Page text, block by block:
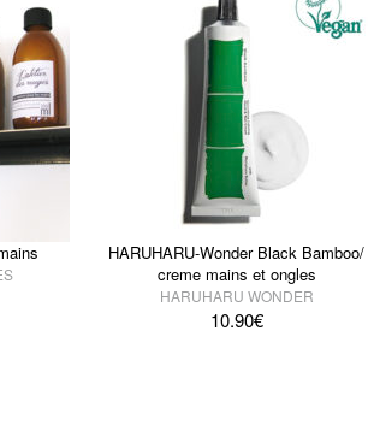
HARUHARU-Wonder Black Bamboo/
creme mains et ongles
HARUHARU WONDER
10.90€